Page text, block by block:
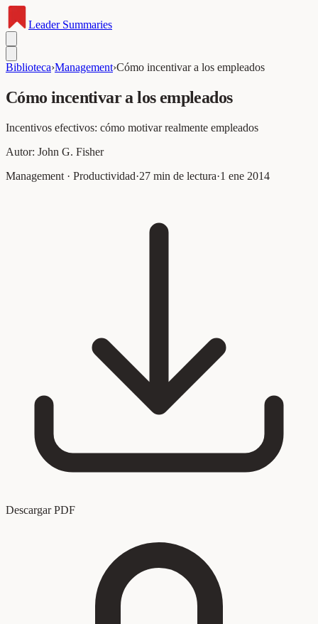
LeaderSummaries
Biblioteca›Management›Cómo incentivar a los empleados
Cómo incentivar a los empleados
Incentivos efectivos: cómo motivar realmente empleados
Autor: John G. Fisher
Management · Productividad·27 min de lectura·1 ene 2014
Descargar PDF